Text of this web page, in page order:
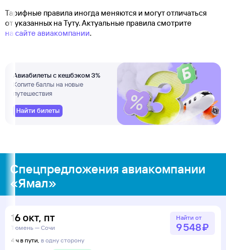
Тарифные правила иногда меняются и могут отличаться
от указанных на Туту. Актуальные правила смотрите
на сайте авиакомпании.
Авиабилеты с кешбэком 3%
Копите баллы на новые
путешествия
Найти билеты
Спецпредложения авиакомпании
«Ямал»
16 окт, пт
Тюмень — Сочи
4 ч в пути, в одну сторону
Найти от
9 ⁠548 ⁠₽